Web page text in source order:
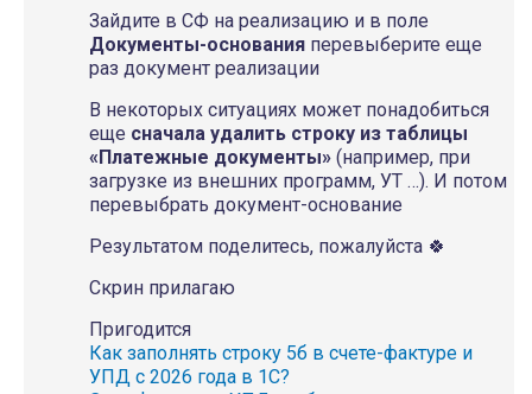
Зайдите в СФ на реализацию и в поле
Документы-основания перевыберите еще
раз документ реализации
В некоторых ситуациях может понадобиться
еще сначала удалить строку из таблицы
«Платежные документы» (например, при
загрузке из внешних программ, УТ …). И потом
перевыбрать документ-основание
Результатом поделитесь, пожалуйста 🍀
Скрин прилагаю
Пригодится
Как заполнять строку 5б в счете-фактуре и
УПД с 2026 года в 1С?